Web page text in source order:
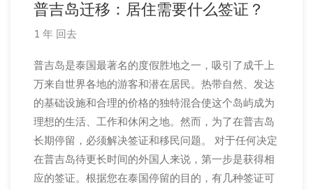
普吉岛迁移：居住需要什么签证？
1 年 回去
普吉岛是泰国最著名的度假胜地之一，吸引了成千上
万来自世界各地的游客和潜在居民。热带自然、发达
的基础设施和合理的价格的独特混合使这个岛屿成为
理想的生活、工作和休闲之地。然而，为了在普吉岛
长期停留，必须解决签证和移民问题。 对于任何决定
在普吉岛待更长时间的外国人来说，第一步是获得相
应的签证。根据您在泰国停留的目的，有几种签证可